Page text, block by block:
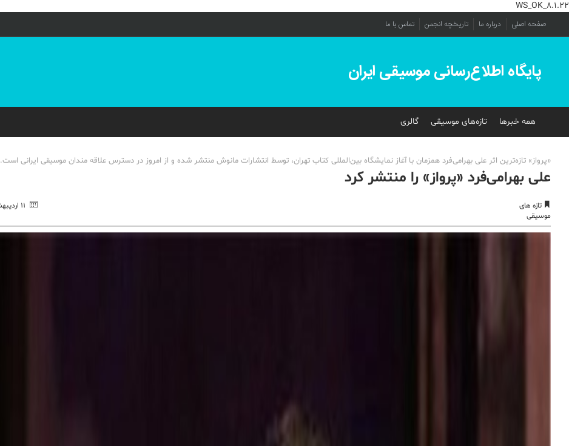
WS_OK_8.1.22
صفحه اصلی درباره ما تاریخچه انجمن تماس با ما
پایگاه اطلاع‌رسانی موسیقی ایران
همه خبرها تازه‌های موسیقی گالری
«پرواز» تازه‌ترین اثر علی بهرامی‌فرد همزمان با آغاز نمایشگاه بین‌المللی کتاب تهران، توسط انتشارات مانوش منتشر شده و از امروز در دسترس علاقه مندان موسیقی ایرانی است.
علی بهرامی‌فرد «پرواز» را منتشر کرد
تازه های
موسیقی
۱۱ اردیبهشت ۱۳۹۷